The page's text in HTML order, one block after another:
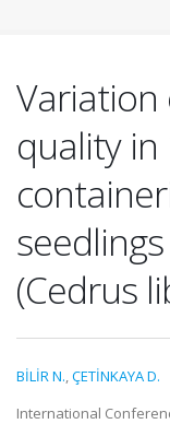
quality in
(Cedrus
BİLİR N.,ÇETİNKAYA D.
International